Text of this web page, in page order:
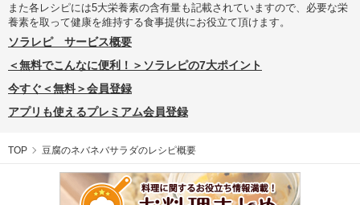
また各レシピには5大栄養素の含有量も記載されていますので、必要な栄
養素を取って健康を維持する食事提供にお役立て頂けます。
ソラレピ サービス概要
＜無料でこんなに便利！＞ソラレピの7大ポイント
今すぐ＜無料＞会員登録
アプリも使えるプレミアム会員登録
TOP 豆腐のネバネバサラダのレシピ概要